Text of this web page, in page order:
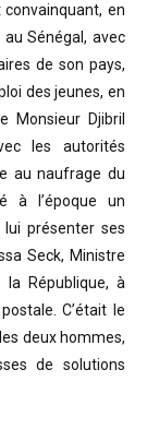
convainquant, en
Sénégal, avec
de son pays,
des jeunes, en
Monsieur Djibril
les autorités
au naufrage du
à l’époque un
lui présenter ses
Seck, Ministre
la République, à
C’était le
deux hommes,
de solutions